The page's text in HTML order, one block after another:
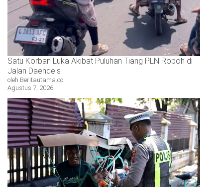
Satu Korban Luka Akibat Puluhan Tiang PLN Roboh di
Jalan Daendels
oleh Beritautama.co
Agustus 7, 2026